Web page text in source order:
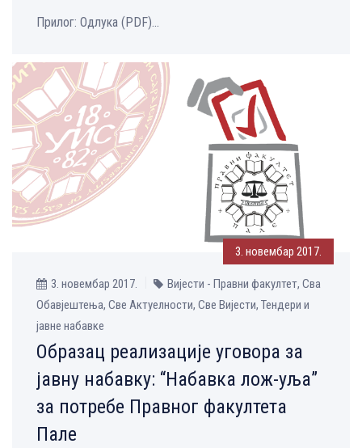
Прилог: Одлука (PDF)...
3. новембар 2017.
3. новембар 2017.
Вијести - Правни факултет, Сва
Обавјештења, Све Aктуелности, Све Вијести, Тендери и
јавне набавке
Oбразац реализације уговора за
јавну набавку: “Набавка лож-уља”
за потребе Правног факултета
Пале